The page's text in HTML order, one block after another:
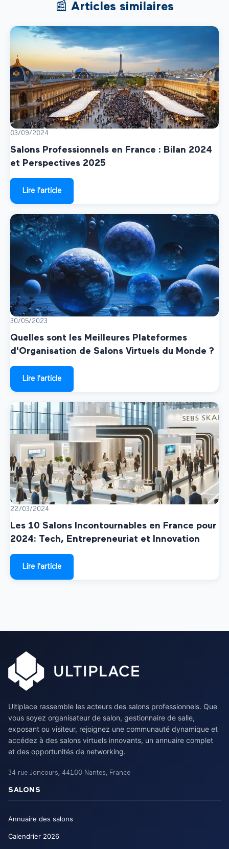
📰 Articles similaires
03/09/2024
Salons Professionnels en France : Bilan 2024
et Perspectives 2025
Lire l'article
30/05/2023
Quelles sont les Meilleures Plateformes
d'Organisation de Salons Virtuels du Monde ?
Lire l'article
22/03/2024
Les 10 Salons Incontournables en France pour
2024: Tech, Entrepreneuriat et Innovation
Lire l'article
Ultiplace rassemble les acteurs des salons professionnels. Que
vous soyez organisateur de salon, gestionnaire de salle,
exposant ou visiteur, rejoignez une communauté dynamique et
accédez à des salons virtuels innovants, un annuaire complet
et des opportunités de networking.
34 rue Joncours, 44100 Nantes, France
SALONS
Annuaire des salons
Calendrier 2026